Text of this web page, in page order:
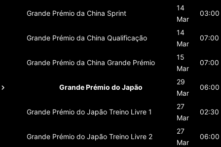
Grande Prémio da China Sprint
14
Mar
03:00
Grande Prémio da China Qualificação
14
Mar
07:00
Grande Prémio da China Grande Prémio
15
Mar
07:00
Grande Prémio do Japão
29
Mar
06:00
Grande Prémio do Japão Treino Livre 1
27
Mar
02:30
Grande Prémio do Japão Treino Livre 2
27
Mar
06:00